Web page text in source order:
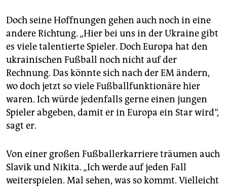
Doch seine Hoffnungen gehen auch noch in eine
andere Richtung. „Hier bei uns in der Ukraine gibt
es viele talentierte Spieler. Doch Europa hat den
ukrainischen Fußball noch nicht auf der
Rechnung. Das könnte sich nach der EM ändern,
wo doch jetzt so viele Fußballfunktionäre hier
waren. Ich würde jedenfalls gerne einen jungen
Spieler abgeben, damit er in Europa ein Star wird“,
sagt er.
Von einer großen Fußballerkarriere träumen auch
Slavik und Nikita. „Ich werde auf jeden Fall
weiterspielen. Mal sehen, was so kommt. Vielleicht